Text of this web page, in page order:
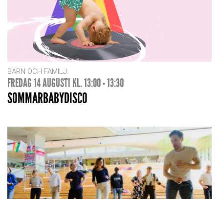
BARN OCH FAMILJ:
FREDAG 14 AUGUSTI KL. 13:00 - 13:30
SOMMARBABYDISCO